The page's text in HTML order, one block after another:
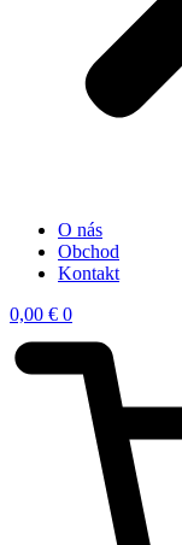
O nás
Obchod
Kontakt
0,00 € 0